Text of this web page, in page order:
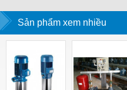
Sản phẩm xem nhiều